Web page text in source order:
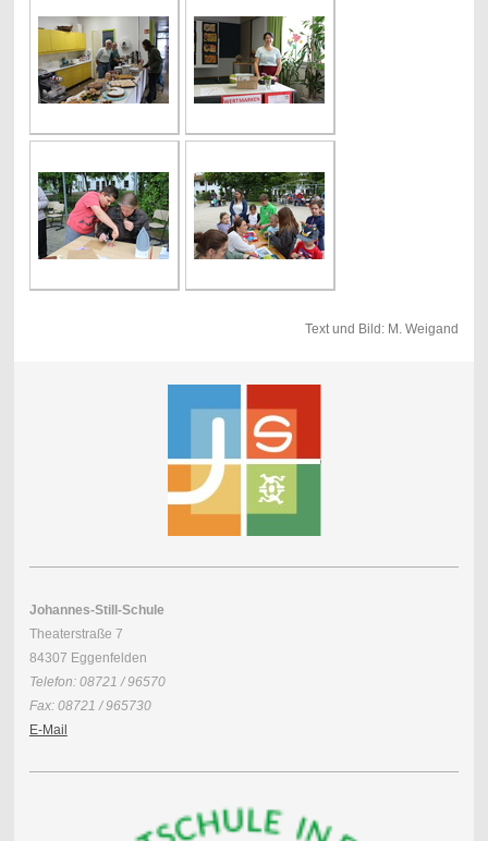
Text und Bild: M. Weigand
Johannes-Still-Schule
Theaterstraße 7
84307 Eggenfelden
Telefon: 08721 / 96570
Fax: 08721 / 965730
E-Mail